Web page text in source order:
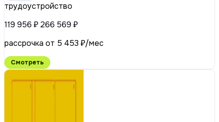
трудоустройство
119 956 ₽ 266 569 ₽
рассрочка от 5 453 ₽/мес
Смотреть